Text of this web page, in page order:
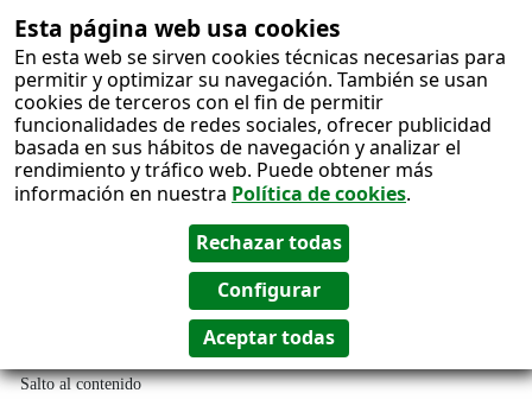
Esta página web usa cookies
En esta web se sirven cookies técnicas necesarias para
permitir y optimizar su navegación. También se usan
cookies de terceros con el fin de permitir
funcionalidades de redes sociales, ofrecer publicidad
basada en sus hábitos de navegación y analizar el
rendimiento y tráfico web. Puede obtener más
información en nuestra Política de cookies.
Salto al contenido